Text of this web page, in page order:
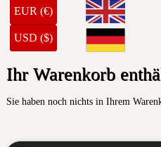
EUR (€)
USD ($)
Ihr Warenkorb
Sie haben noch nichts in Ihrem